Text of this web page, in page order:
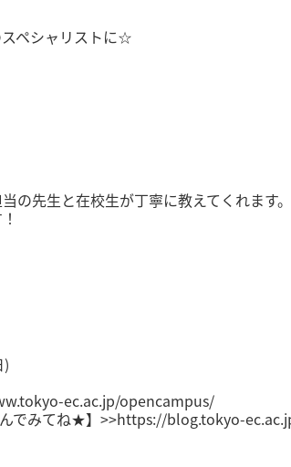
ペシャリストに☆
の先生と在校生が丁寧に教えてくれます。
ec.ac.jp/opencampus/
んでみてね★】>>https://blog.tokyo-